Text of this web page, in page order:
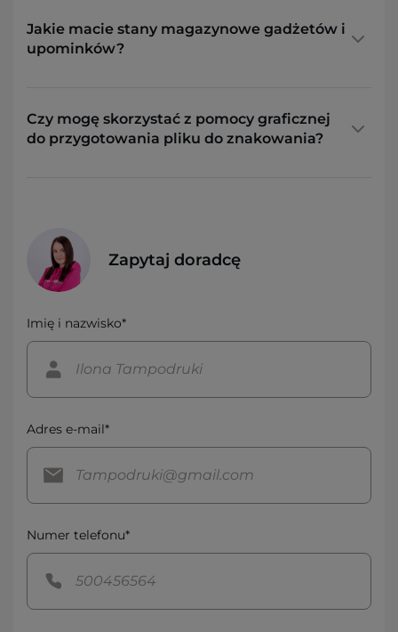
Jakie macie stany magazynowe gadżetów i
upominków?
Czy mogę skorzystać z pomocy graficznej
do przygotowania pliku do znakowania?
Zapytaj doradcę
Imię i nazwisko*
Adres e-mail*
Numer telefonu*